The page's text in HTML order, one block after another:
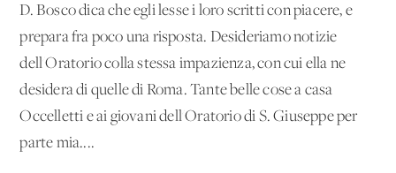
D. Bosco dica che egli lesse i loro scritti con piacere, e
prepara fra poco una risposta. Desideriamo notizie
dell'Oratorio colla stessa impazienza, con cui ella ne
desidera di quelle di Roma. Tante belle cose a casa
Occelletti e ai giovani dell'Oratorio di S. Giuseppe per
parte mia....